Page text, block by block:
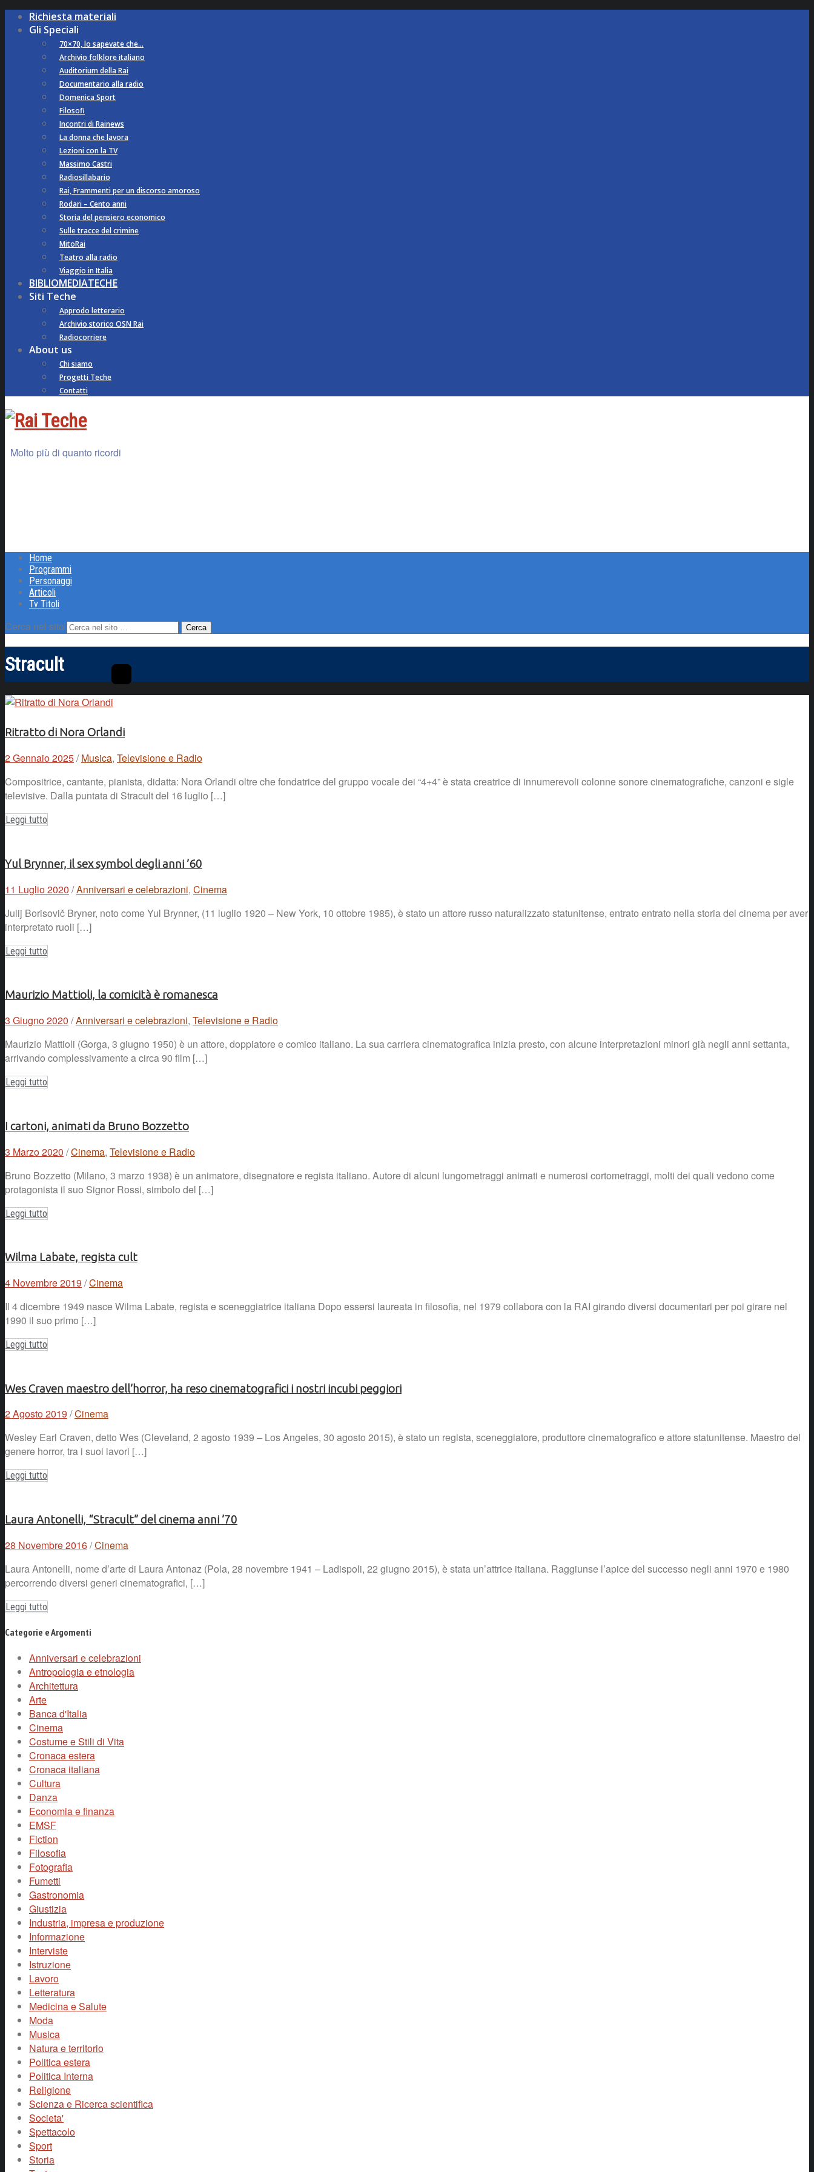
Richiesta materiali
Gli Speciali
70×70, lo sapevate che…
Archivio folklore italiano
Auditorium della Rai
Documentario alla radio
Domenica Sport
Filosofi
Incontri di Rainews
La donna che lavora
Lezioni con la TV
Massimo Castri
Radiosillabario
Rai, Frammenti per un discorso amoroso
Rodari – Cento anni
Storia del pensiero economico
Sulle tracce del crimine
MitoRai
Teatro alla radio
Viaggio in Italia
BIBLIOMEDIATECHE
Siti Teche
Approdo letterario
Archivio storico OSN Rai
Radiocorriere
About us
Chi siamo
Progetti Teche
Contatti
Molto più di quanto ricordi
Home
Programmi
Personaggi
Articoli
Tv Titoli
Cerca nel sito
Stracult
Ritratto di Nora Orlandi
2 Gennaio 2025/ Musica, Televisione e Radio
Compositrice, cantante, pianista, didatta: Nora Orlandi oltre che fondatrice del gruppo vocale dei “4+4” è stata creatrice di innumerevoli colonne sonore cinematografiche, canzoni e sigle
televisive. Dalla puntata di Stracult del 16 luglio […]
Leggi tutto
Yul Brynner, il sex symbol degli anni ’60
11 Luglio 2020 /Anniversari e celebrazioni, Cinema
Julij Borisovič Bryner, noto come Yul Brynner, (11 luglio 1920 – New York, 10 ottobre 1985), è stato un attore russo naturalizzato statunitense, entrato entrato nella storia del cinema per aver
interpretato ruoli […]
Leggi tutto
Maurizio Mattioli, la comicità è romanesca
3 Giugno 2020 /Anniversari e celebrazioni, Televisione e Radio
Maurizio Mattioli (Gorga, 3 giugno 1950) è un attore, doppiatore e comico italiano. La sua carriera cinematografica inizia presto, con alcune interpretazioni minori già negli anni settanta,
arrivando complessivamente a circa 90 film […]
Leggi tutto
I cartoni, animati da Bruno Bozzetto
3 Marzo 2020 /Cinema, Televisione e Radio
Bruno Bozzetto (Milano, 3 marzo 1938) è un animatore, disegnatore e regista italiano. Autore di alcuni lungometraggi animati e numerosi cortometraggi, molti dei quali vedono come
protagonista il suo Signor Rossi, simbolo del […]
Leggi tutto
Wilma Labate, regista cult
4 Novembre 2019 /Cinema
Il 4 dicembre 1949 nasce Wilma Labate, regista e sceneggiatrice italiana Dopo essersi laureata in filosofia, nel 1979 collabora con la RAI girando diversi documentari per poi girare nel
1990 il suo primo […]
Leggi tutto
Wes Craven maestro dell’horror, ha reso cinematografici i nostri incubi peggiori
2 Agosto 2019 /Cinema
Wesley Earl Craven, detto Wes (Cleveland, 2 agosto 1939 – Los Angeles, 30 agosto 2015), è stato un regista, sceneggiatore, produttore cinematografico e attore statunitense. Maestro del
genere horror, tra i suoi lavori […]
Leggi tutto
Laura Antonelli, “Stracult” del cinema anni ’70
28 Novembre 2016/Cinema
Laura Antonelli, nome d’arte di Laura Antonaz (Pola, 28 novembre 1941 – Ladispoli, 22 giugno 2015), è stata un’attrice italiana. Raggiunse l’apice del successo negli anni 1970 e 1980
percorrendo diversi generi cinematografici, […]
Leggi tutto
Categorie e Argomenti
Anniversari e celebrazioni
Antropologia e etnologia
Architettura
Arte
Banca d'Italia
Cinema
Costume e Stili di Vita
Cronaca estera
Cronaca italiana
Cultura
Danza
Economia e finanza
EMSF
Fiction
Filosofia
Fotografia
Fumetti
Gastronomia
Giustizia
Industria, impresa e produzione
Informazione
Interviste
Istruzione
Lavoro
Letteratura
Medicina e Salute
Moda
Musica
Natura e territorio
Politica estera
Politica Interna
Religione
Scienza e Ricerca scientifica
Societa'
Spettacolo
Sport
Storia